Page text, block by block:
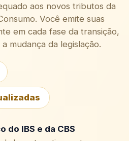
aos novos tributos da
Você emite suas
em cada fase da transição,
mudança da legislação.
do IBS e da CBS